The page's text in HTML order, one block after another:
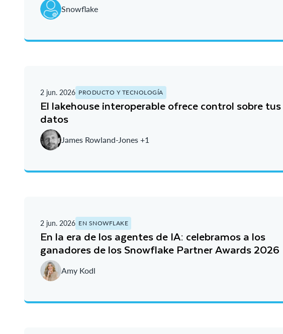
Snowflake
2 jun. 2026 PRODUCTO Y TECNOLOGÍA
El lakehouse interoperable ofrece control sobre tus
datos
James Rowland-Jones +1
2 jun. 2026 EN SNOWFLAKE
En la era de los agentes de IA: celebramos a los
ganadores de los Snowflake Partner Awards 2026
Amy Kodl